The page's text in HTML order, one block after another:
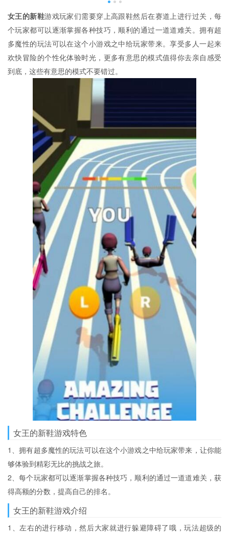
女王的新鞋游戏玩家们需要穿上高跟鞋然后在赛道上进行过关，每
个玩家都可以逐渐掌握各种技巧，顺利的通过一道道难关。拥有超
多魔性的玩法可以在这个小游戏之中给玩家带来。享受多人一起来
欢快冒险的个性化体验时光，更多有意思的模式值得你去亲自感受
到底，这些有意思的模式不要错过。
女王的新鞋游戏特色
1、拥有超多魔性的玩法可以在这个小游戏之中给玩家带来，让你能
够体验到精彩无比的挑战之旅。
2、每个玩家都可以逐渐掌握各种技巧，顺利的通过一道道难关，获
得高额的分数，提高自己的排名。
女王的新鞋游戏介绍
1、左右的进行移动，然后大家就进行躲避障碍了哦，玩法超级的